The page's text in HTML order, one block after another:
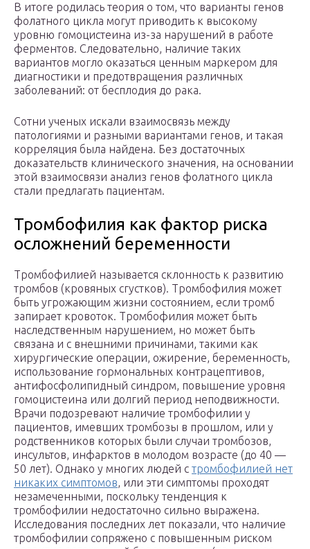
В итоге родилась теория о том, что варианты генов
фолатного цикла могут приводить к высокому
уровню гомоцистеина из-за нарушений в работе
ферментов. Следовательно, наличие таких
вариантов могло оказаться ценным маркером для
диагностики и предотвращения различных
заболеваний: от бесплодия до рака.
Сотни ученых искали взаимосвязь между
патологиями и разными вариантами генов, и такая
корреляция была найдена. Без достаточных
доказательств клинического значения, на основании
этой взаимосвязи анализ генов фолатного цикла
стали предлагать пациентам.
Тромбофилия как фактор риска
осложнений беременности
Тромбофилией называется склонность к развитию
тромбов (кровяных сгустков). Тромбофилия может
быть угрожающим жизни состоянием, если тромб
запирает кровоток. Тромбофилия может быть
наследственным нарушением, но может быть
связана и с внешними причинами, такими как
хирургические операции, ожирение, беременность,
использование гормональных контрацептивов,
антифосфолипидный синдром, повышение уровня
гомоцистеина или долгий период неподвижности.
Врачи подозревают наличие тромбофилии у
пациентов, имевших тромбозы в прошлом, или у
родственников которых были случаи тромбозов,
инсультов, инфарктов в молодом возрасте (до 40 —
50 лет). Однако у многих людей с тромбофилией нет
никаких симптомов, или эти симптомы проходят
незамеченными, поскольку тенденция к
тромбофилии недостаточно сильно выражена.
Исследования последних лет показали, что наличие
тромбофилии сопряжено с повышенным риском